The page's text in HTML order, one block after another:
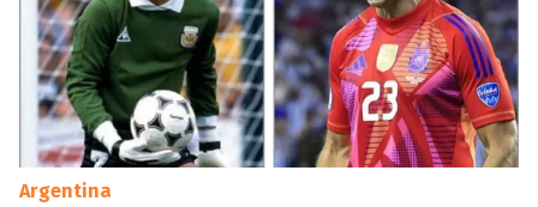
Argentina